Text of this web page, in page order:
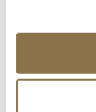
Trendy og populær
Art. nr35647403